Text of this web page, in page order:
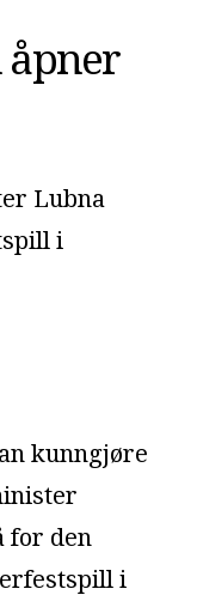
Lubna
i
kunngjøre
for den
i